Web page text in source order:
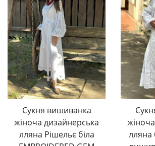
Сукня вишиванка
жіноча дизайнерська
лляна Рішельє біла
лляна